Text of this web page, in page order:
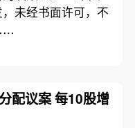
未经书面许可，不
配议案 每10股增